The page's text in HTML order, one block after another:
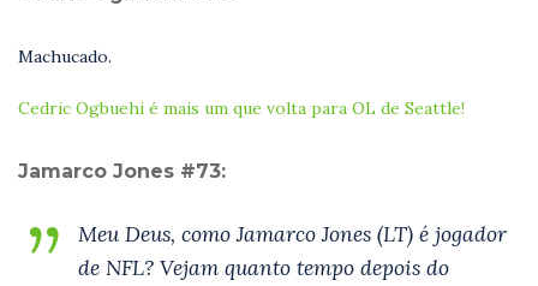
Machucado.
Cedric Ogbuehi é mais um que volta para OL de Seattle!
Jamarco Jones #73:
Meu Deus, como Jamarco Jones (LT) é jogador
de NFL? Vejam quanto tempo depois do